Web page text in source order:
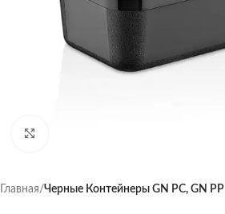
Главная Черные Контейнеры GN PC, GN PP